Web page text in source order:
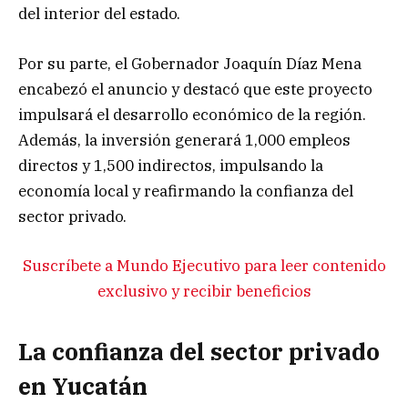
del interior del estado.
Por su parte, el Gobernador Joaquín Díaz Mena
encabezó el anuncio y destacó que este proyecto
impulsará el desarrollo económico de la región.
Además, la inversión generará 1,000 empleos
directos y 1,500 indirectos, impulsando la
economía local y reafirmando la confianza del
sector privado.
Suscríbete a Mundo Ejecutivo para leer contenido
exclusivo y recibir beneficios
La confianza del sector privado
en Yucatán